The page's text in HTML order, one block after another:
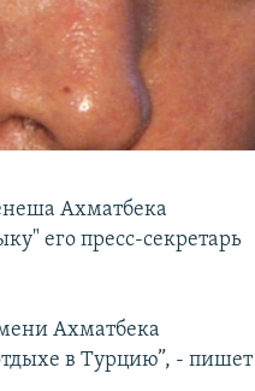
Ахматбека
его пресс-секретарь
Ахматбека
в Турцию”, - пишет